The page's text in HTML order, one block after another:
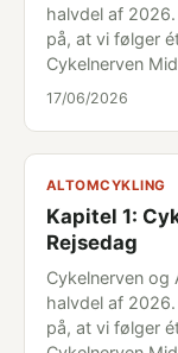
halvdel af
på, at vi følger
Cykelnerven
17/06/2026
ALTOMCYKLING
Kapitel 1:
Rejsedag
Cykelnerven og
halvdel af
på, at vi følger